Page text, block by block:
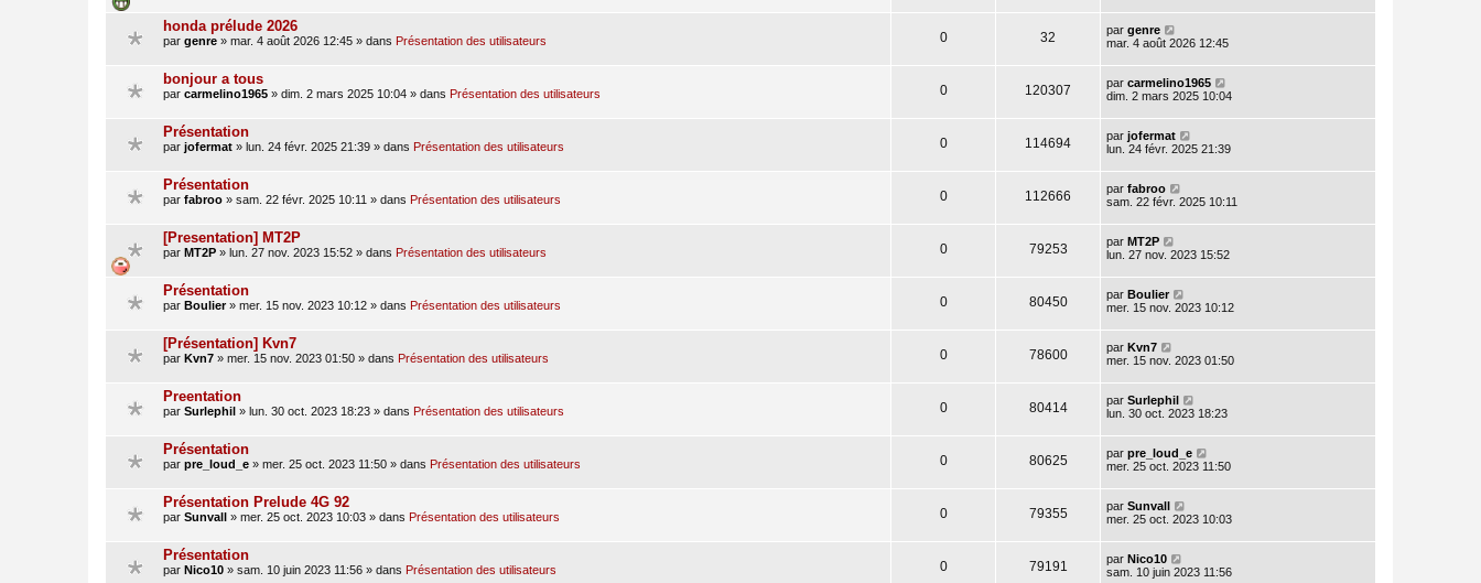
honda prélude 2026
par genre » mar. 4 août 2026 12:45 » dans Présentation des utilisateurs 0 32 par genre
mar. 4 août 2026 12:45
bonjour a tous
par carmelino1965 » dim. 2 mars 2025 10:04 » dans Présentation des utilisateurs 0 120307 par carmelino1965
dim. 2 mars 2025 10:04
Présentation
par jofermat » lun. 24 févr. 2025 21:39 » dans Présentation des utilisateurs 0 114694 par jofermat
lun. 24 févr. 2025 21:39
Présentation
par fabroo » sam. 22 févr. 2025 10:11 » dans Présentation des utilisateurs 0 112666 par fabroo
sam. 22 févr. 2025 10:11
[Presentation] MT2P
par MT2P » lun. 27 nov. 2023 15:52 » dans Présentation des utilisateurs 0 79253 par MT2P
lun. 27 nov. 2023 15:52
Présentation
par Boulier» mer. 15 nov. 2023 10:12 » dans Présentation des utilisateurs 0 80450 par Boulier
mer. 15 nov. 2023 10:12
[Présentation] Kvn7
par Kvn7 » mer. 15 nov. 2023 01:50 » dans Présentation des utilisateurs 0 78600 par Kvn7
mer. 15 nov. 2023 01:50
Preentation
par Surlephil » lun. 30 oct. 2023 18:23 » dans Présentation des utilisateurs 0 80414 par Surlephil
lun. 30 oct. 2023 18:23
Présentation
par pre_loud_e » mer. 25 oct. 2023 11:50 » dans Présentation des utilisateurs 0 80625 par pre_loud_e
mer. 25 oct. 2023 11:50
Présentation Prelude 4G 92
par Sunvall » mer. 25 oct. 2023 10:03 » dans Présentation des utilisateurs 0 79355 par Sunvall
mer. 25 oct. 2023 10:03
Présentation
par Nico10 » sam. 10 juin 2023 11:56 » dans Présentation des utilisateurs 0 79191 par Nico10
sam. 10 juin 2023 11:56